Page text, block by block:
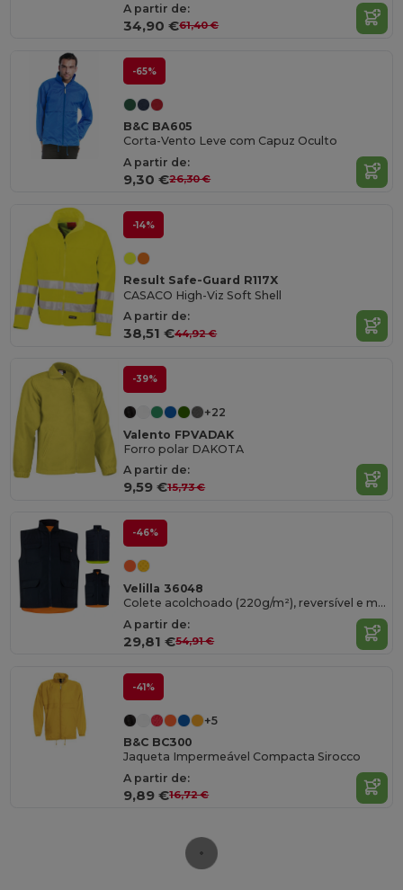
A partir de:
34,90 €61,40 €
-65%
B&C BA605
Corta-Vento Leve com Capuz Oculto
A partir de:
9,30 €26,30 €
-14%
Result Safe-Guard R117X
CASACO High-Viz Soft Shell
A partir de:
38,51 €44,92 €
-39%
+22
Valento FPVADAK
Forro polar DAKOTA
A partir de:
9,59 €15,73 €
-46%
Velilla 36048
Colete acolchoado (220g/m²), reversível e multibolsos, em poliéster (100%), com fecho de correr e puxador reversível
A partir de:
29,81 €54,91 €
-41%
+5
B&C BC300
Jaqueta Impermeável Compacta Sirocco
A partir de:
9,89 €16,72 €